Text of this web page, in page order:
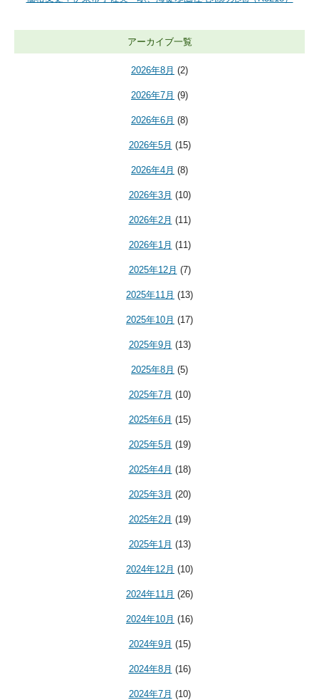
アーカイブ一覧
2026年8月 (2)
2026年7月 (9)
2026年6月 (8)
2026年5月 (15)
2026年4月 (8)
2026年3月 (10)
2026年2月 (11)
2026年1月 (11)
2025年12月 (7)
2025年11月 (13)
2025年10月 (17)
2025年9月 (13)
2025年8月 (5)
2025年7月 (10)
2025年6月 (15)
2025年5月 (19)
2025年4月 (18)
2025年3月 (20)
2025年2月 (19)
2025年1月 (13)
2024年12月 (10)
2024年11月 (26)
2024年10月 (16)
2024年9月 (15)
2024年8月 (16)
2024年7月 (10)